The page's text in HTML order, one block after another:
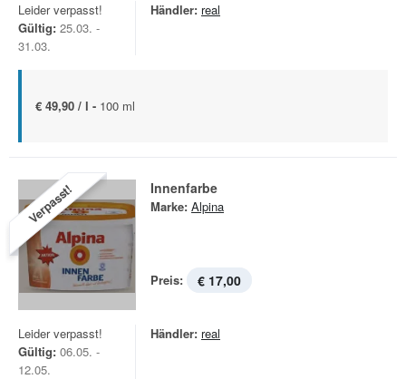
Leider verpasst!
Gültig: 25.03. -
31.03.
Händler: real
€ 49,90 / l - 100 ml
Verpasst! Innenfarbe
Marke: Alpina
Preis: € 17,00
Leider verpasst!
Gültig: 06.05. -
12.05.
Händler: real